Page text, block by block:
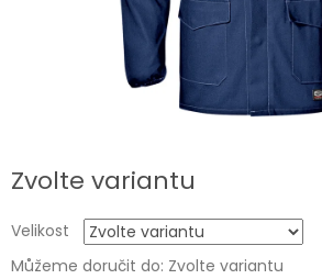
Zvolte variantu
Velikost
Můžeme doručit do: Zvolte variantu